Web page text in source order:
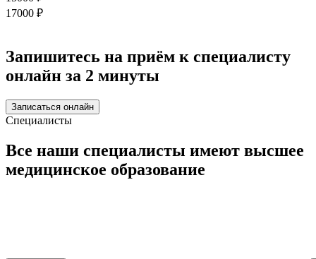
17000 ₽
Запишитесь на приём к специалисту
онлайн за 2 минуты
Записаться онлайн
Специалисты
Все наши специалисты имеют высшее
медицинское образование